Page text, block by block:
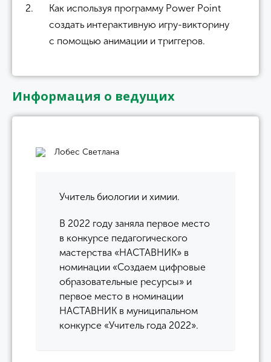
Как используя программу Power Point
создать интерактивную игру-викторину
с помощью анимации и триггеров.
Информация о ведущих
Лобес Светлана
Учитель биологии и химии.
В 2022 году заняла первое место
в конкурсе педагогического
мастерства «НАСТАВНИК» в
номинации «Создаем цифровые
образовательные ресурсы» и
первое место в номинации
НАСТАВНИК в муниципальном
конкурсе «Учитель года 2022».